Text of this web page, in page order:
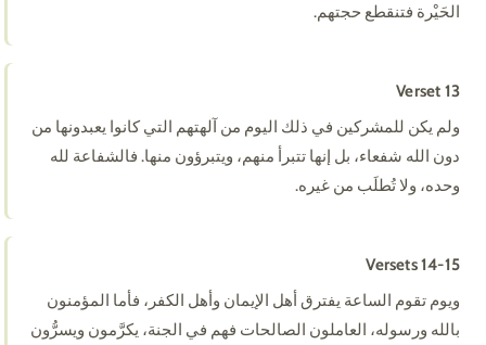
الحَيْرة فتنقطع حجتهم.
Verset 13
ولم يكن للمشركين في ذلك اليوم من آلهتهم التي كانوا يعبدونها من
دون الله شفعاء، بل إنها تتبرأ منهم، ويتبرؤون منها. فالشفاعة لله
وحده، ولا تُطلَب من غيره.
Versets 14-15
ويوم تقوم الساعة يفترق أهل الإيمان وأهل الكفر، فأما المؤمنون
بالله ورسوله، العاملون الصالحات فهم في الجنة، يكرَّمون ويسرُّون